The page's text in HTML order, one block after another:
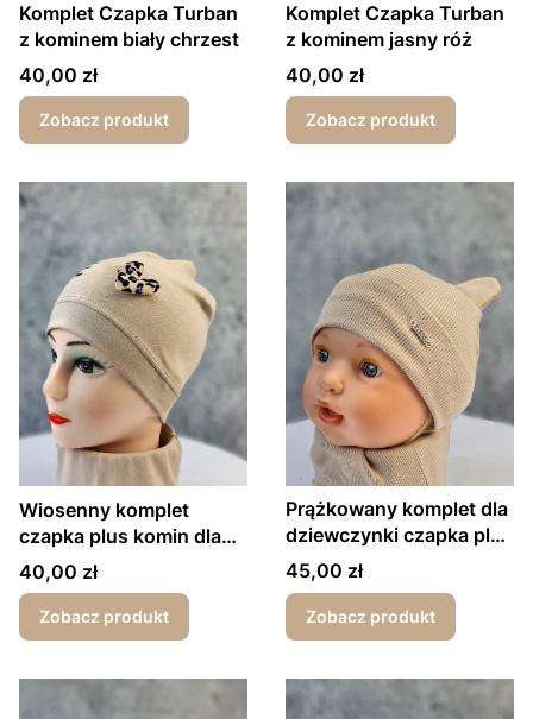
Komplet Czapka Turban
z kominem biały chrzest
Cena
40,00 zł
Zobacz produkt
Komplet Czapka Turban
z kominem jasny róż
Cena
40,00 zł
Zobacz produkt
Wiosenny komplet
czapka plus komin dla
dziewczynki Love
beżowy
Cena
40,00 zł
Zobacz produkt
Prążkowany komplet dla
dziewczynki czapka plus
komin zawieszka
beżowy
Cena
45,00 zł
Zobacz produkt